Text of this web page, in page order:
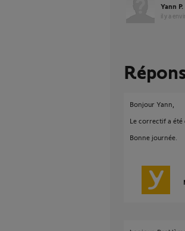
Yann P.
il y a
Bonjour Yann,
Le correctif a été
Bonne journée.